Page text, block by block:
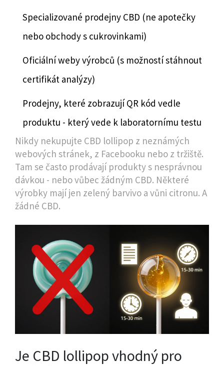
Specializované prodejny CBD (ne apotečky
nebo obchody s cukrovinkami)
Oficiální weby výrobců (s možností stáhnout
certifikát analýzy)
Prodejny, které zobrazují QR kód vedle
produktu - který vede k laboratornímu testu
Nikdy nekupujte CBD lollipop z neznámých
webových stránek, z Facebooku nebo z tržiště.
Tam se často prodávají produkty s nesprávnou
dávkou - nebo vůbec žádným CBD. Některé
výrobky mají jen zelený barvivo a vůni citronu. A
žádné CBD.
Je CBD lollipop vhodný pro